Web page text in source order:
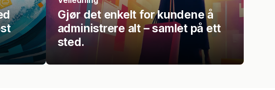
Gjør det enkelt for kundene å
administrere alt – samlet på ett
sted.